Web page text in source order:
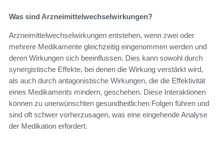
Was sind Arzneimittelwechselwirkungen?
Arzneimittelwechselwirkungen entstehen, wenn zwei oder
mehrere Medikamente gleichzeitig eingenommen werden und
deren Wirkungen sich beeinflussen. Dies kann sowohl durch
synergistische Effekte, bei denen die Wirkung verstärkt wird,
als auch durch antagonistische Wirkungen, die die Effektivität
eines Medikaments mindern, geschehen. Diese Interaktionen
können zu unerwünschten gesundheitlichen Folgen führen und
sind oft schwer vorherzusagen, was eine eingehende Analyse
der Medikation erfordert.